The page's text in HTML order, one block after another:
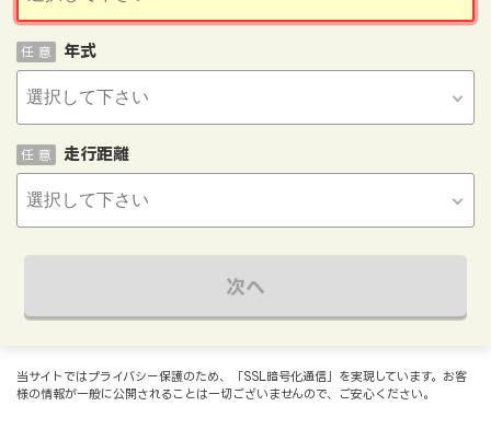
年式
任 意
走行距離
任 意
次へ
当サイトではプライバシー保護のため、「SSL暗号化通信」を実現しています。お客
様の情報が一般に公開されることは一切ございませんので、ご安心ください。